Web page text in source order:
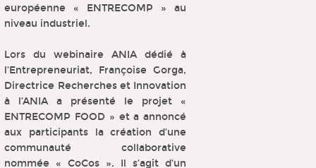
européenne « ENTRECOMP » au
niveau industriel.
Lors du webinaire ANIA dédié à
l’Entrepreneuriat, Françoise Gorga,
Directrice Recherches et Innovation
à l’ANIA a présenté le projet «
ENTRECOMP FOOD » et a annoncé
aux participants la création d’une
communauté collaborative
nommée « CoCos ». Il s’agit d’un